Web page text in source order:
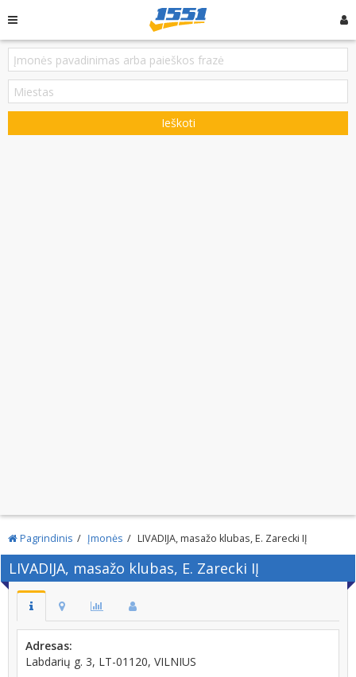
Ieškoti
Pagrindinis Įmonės LIVADIJA, masažo klubas, E. Zarecki IĮ
LIVADIJA, masažo klubas, E. Zarecki IĮ
Adresas:
Labdarių g. 3, LT-01120, VILNIUS